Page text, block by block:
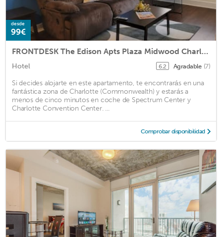
desde
99€
FRONTDESK The Edison Apts Plaza Midwood Charlotte
Hotel 6.2 Agradable (7)
Si decides alojarte en este apartamento, te encontrarás en una
fantástica zona de Charlotte (Commonwealth) y estarás a
menos de cinco minutos en coche de Spectrum Center y
Charlotte Convention Center. ...
Comprobar disponibilidad